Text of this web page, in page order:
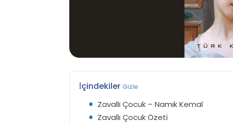
İçindekiler Gizle
Zavallı Çocuk – Namık Kemal
Zavallı Çocuk Özeti